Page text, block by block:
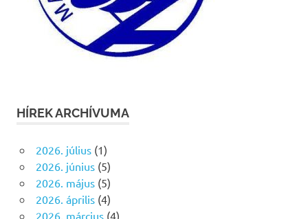
HÍREK ARCHÍVUMA
2026. július(1)
2026. június(5)
2026. május(5)
2026. április(4)
2026. március(4)